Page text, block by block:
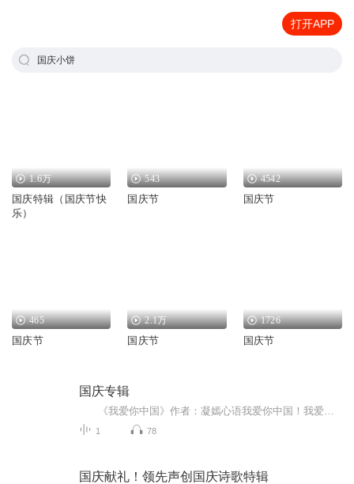
打开APP
国庆小饼
1.6万
国庆特辑（国庆节快
乐）
543
国庆节
4542
国庆节
465
国庆节
2.1万
国庆节
1726
国庆节
国庆专辑
1 78
国庆献礼！领先声创国庆诗歌特辑